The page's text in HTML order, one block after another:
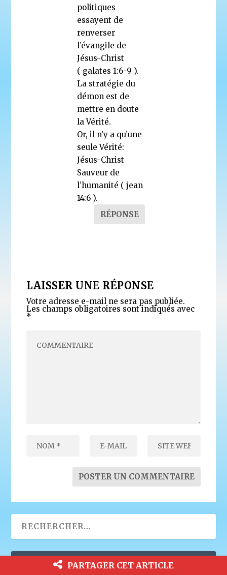
politiques
essayent de
renverser
l’évangile de
Jésus-Christ
( galates 1:6-9 ).
La stratégie du
démon est de
mettre en doute
la Vérité.
Or, il n’y a qu’une
seule Vérité:
Jésus-Christ
Sauveur de
l’humanité ( jean
14:6 ).
RÉPONSE
LAISSER UNE RÉPONSE
Votre adresse e-mail ne sera pas publiée.
Les champs obligatoires sont indiqués avec
*
INSCRIPTION À LA LETTRE DES
ABONNÉS
PARTAGER CET ARTICLE